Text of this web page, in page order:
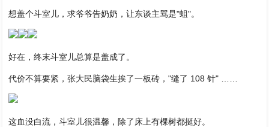
想盖个斗室儿，求爷爷告奶奶，让东谈主骂是"蛆"。
好在，终末斗室儿总算是盖成了。
代价不算要紧，张大民脑袋生挨了一板砖，"缝了 108 针" ……
这血没白流，斗室儿很温馨，除了床上有棵树都挺好。